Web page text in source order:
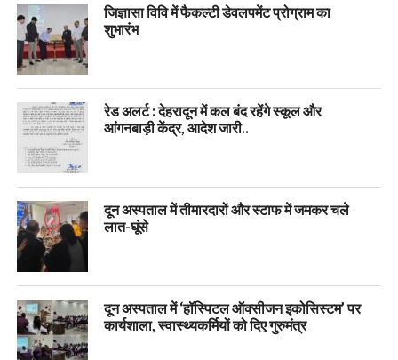
जिज्ञासा विवि में फैकल्टी डेवलपमेंट प्रोग्राम का
शुभारंभ
रेड अलर्ट : देहरादून में कल बंद रहेंगे स्कूल और
आंगनबाड़ी केंद्र, आदेश जारी..
दून अस्पताल में तीमारदारों और स्टाफ में जमकर चले
लात-घूंसे
दून अस्पताल में ‘हॉस्पिटल ऑक्सीजन इकोसिस्टम’ पर
कार्यशाला, स्वास्थ्यकर्मियों को दिए गुरुमंत्र